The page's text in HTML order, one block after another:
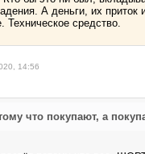
А деньги, их приток
Техническое средство.
14:56
что покупают, а